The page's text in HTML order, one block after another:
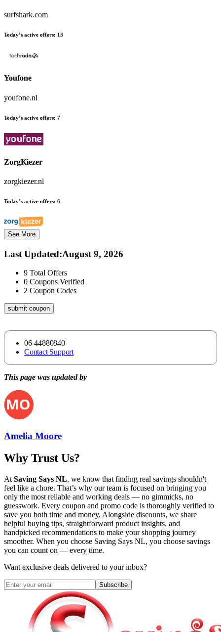
surfshark.com
Today’s active offers: 13
Youfone
youfone.nl
Today’s active offers: 7
ZorgKiezer
zorgkiezer.nl
Today’s active offers: 6
See More
Last Updated:August 9, 2026
9 Total Offers
0 Coupons Verified
2 Coupon Codes
submit coupon
06-44880840
Contact Support
This page was updated by
Amelia Moore
Why Trust Us?
At Saving Says NL, we know that finding real savings shouldn't
feel like a chore. That’s why our team is focused on bringing you
only the most reliable and working deals — no gimmicks, no
guesswork. Every coupon and promo code is thoroughly verified to
save you both time and money. Alongside discounts, we share
helpful buying tips, straightforward product insights, and
handpicked recommendations to make your shopping journey
smoother. When you choose Saving Says NL, you choose savings
you can count on — every time.
Want exclusive deals delivered to your inbox?
Subscribe